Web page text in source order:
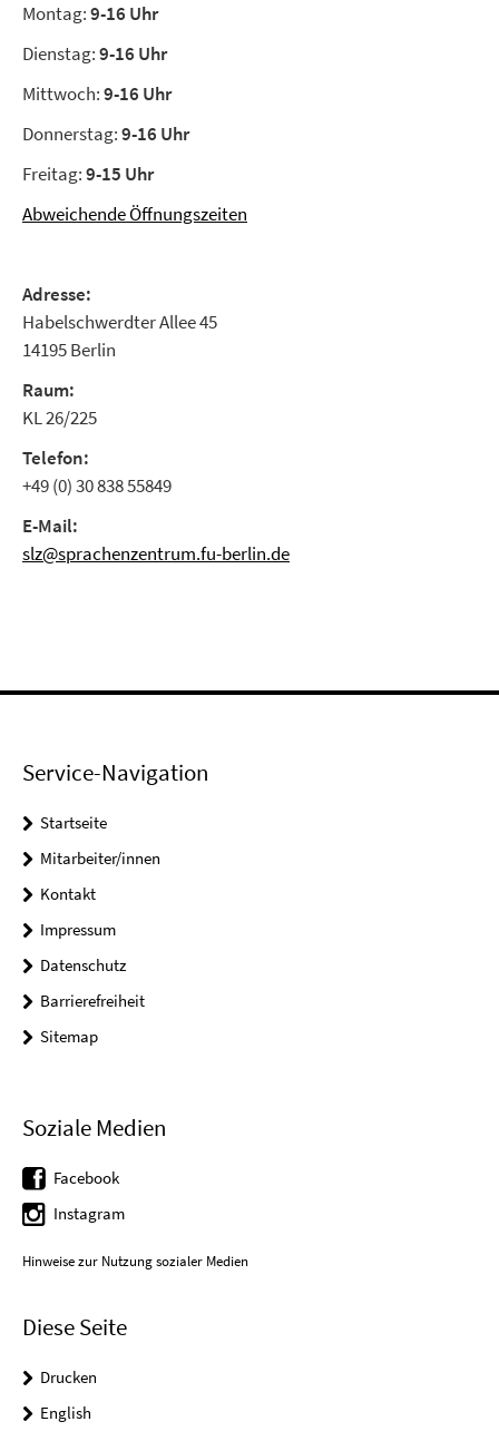
Montag:9-16 Uhr
Dienstag:9-16 Uhr
Mittwoch:9-16 Uhr
Donnerstag:9-16 Uhr
Freitag:9-15 Uhr
Abweichende Öffnungszeiten
Adresse:
Habelschwerdter Allee 45
14195 Berlin
Raum:
KL 26/225
Telefon:
+49 (0) 30 838 55849
E-Mail:
slz@sprachenzentrum.fu-berlin.de
Service-Navigation
Startseite
Mitarbeiter/innen
Kontakt
Impressum
Datenschutz
Barrierefreiheit
Sitemap
Soziale Medien
Facebook
Instagram
Hinweise zur Nutzung sozialer Medien
Diese Seite
Drucken
English